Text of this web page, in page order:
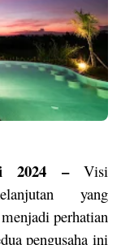
2024 –Visi
yang
perhatian
pengusaha ini